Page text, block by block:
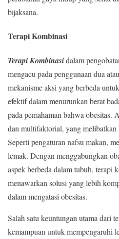
bijaksana.
Terapi Kombinasi
Terapi Kombinasidalam
mengacu pada penggunaan dua
mekanisme aksi yang berbeda
efektif dalam menurunkan berat
pada pemahaman bahwa
dan multifaktorial, yang melibatkan
Seperti pengaturan nafsu makan,
lemak. Dengan menggabungkan
aspek berbeda dalam tubuh, terapi
menawarkan solusi yang lebih
dalam mengatasi obesitas.
Salah satu keuntungan utama dari
kemampuan untuk mempengaruhi